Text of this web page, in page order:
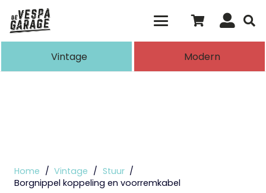
de resultaten voor automatisch
Vintage Modern
Home / Vintage / Stuur /
Borgnippel koppeling en voorremkabel